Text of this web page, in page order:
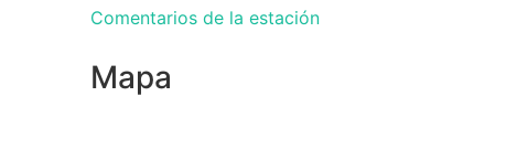
Comentarios de la estación
Mapa